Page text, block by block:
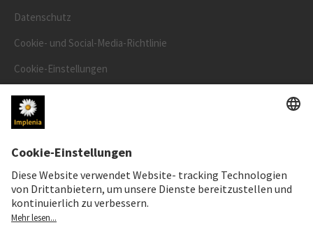
Datenschutz
Cookie- und Social-Media-Richtlinie
Cookie-Einstellungen
Speak Up Line
AKTIENKURS
SWX: Implenia AG
62,80 CHF
+0,10 CHF (+0,16%)